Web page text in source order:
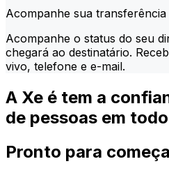
Acompanhe sua transferência
Acompanhe o status do seu
chegará ao destinatário.
vivo, telefone e e-mail.
A Xe é tem a
de pessoas em
Pronto para